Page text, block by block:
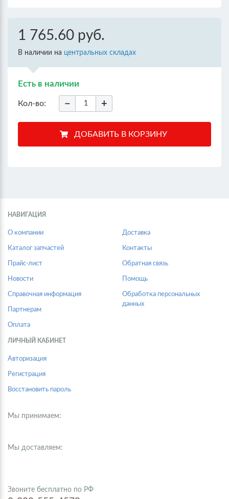
1 765.60 руб.
В наличии на центральных складах
Есть в наличии
Кол-во: − +
НАВИГАЦИЯ
О компании
Каталог запчастей
Прайс-лист
Новости
Справочная информация
Партнерам
Оплата
Доставка
Контакты
Обратная связь
Помощь
Обработка персональных
данных
ЛИЧНЫЙ КАБИНЕТ
Авторизация
Регистрация
Восстановить пароль
Мы принимаем:
Мы доставляем:
Звоните бесплатно по РФ